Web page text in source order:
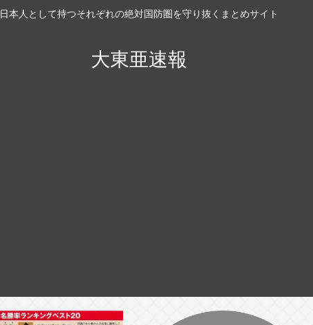
日本人として持つそれぞれの絶対国防圏を守り抜くまとめサイト
大東亜速報